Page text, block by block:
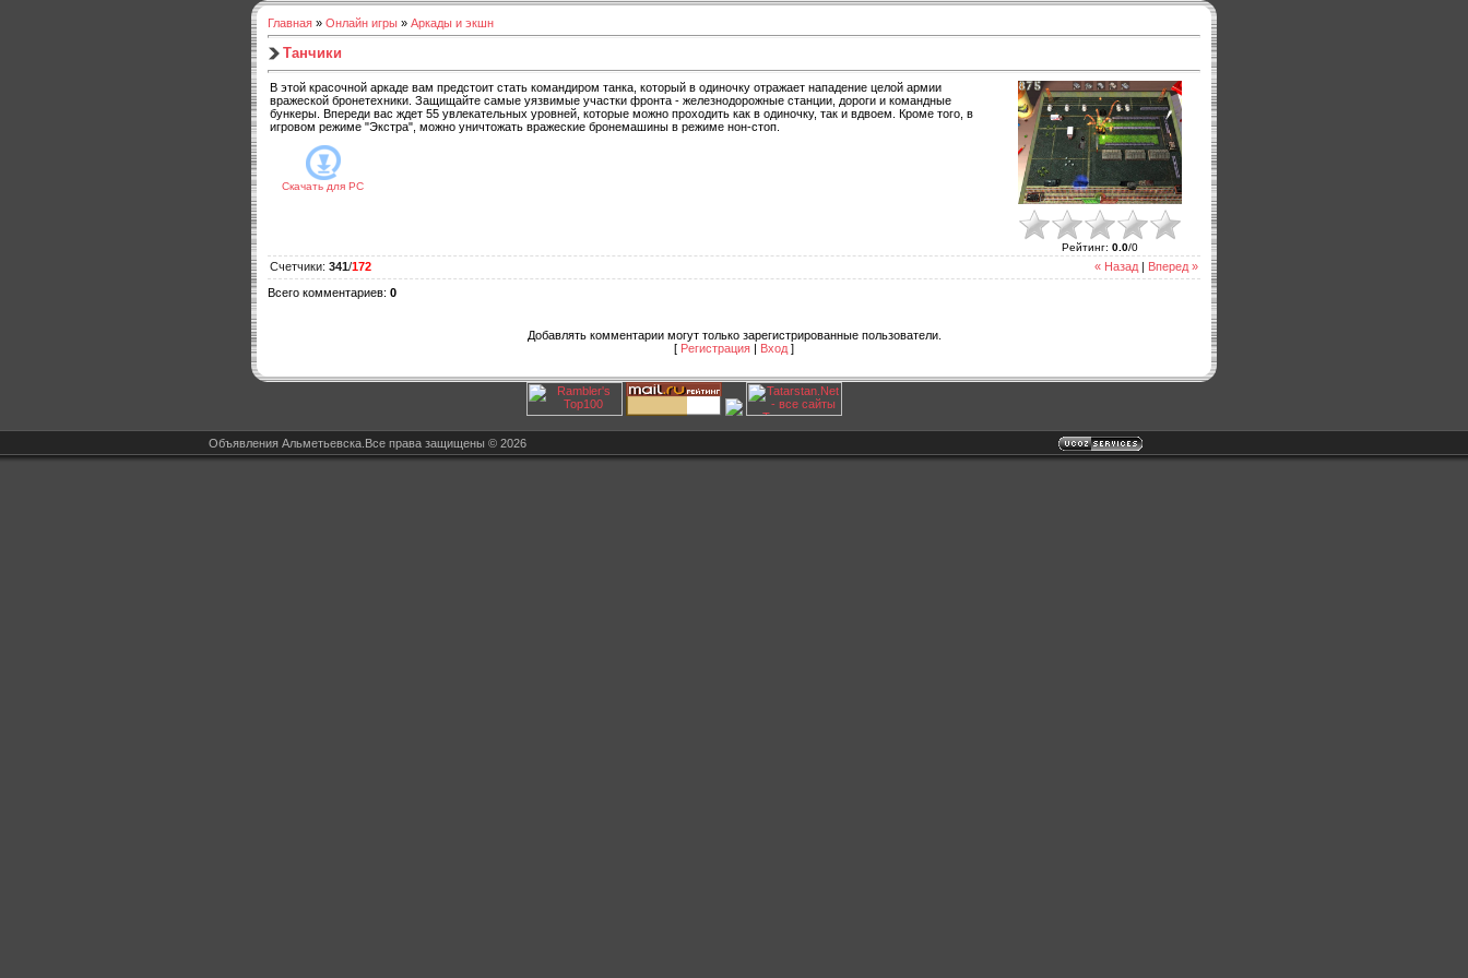
Главная » Онлайн игры » Аркады и экшн
Танчики
В этой красочной аркаде вам предстоит стать командиром танка, который в одиночку отражает нападение целой армии
вражеской бронетехники. Защищайте самые уязвимые участки фронта - железнодорожные станции, дороги и командные
бункеры. Впереди вас ждет 55 увлекательных уровней, которые можно проходить как в одиночку, так и вдвоем. Кроме того, в
игровом режиме "Экстра", можно уничтожать вражеские бронемашины в режиме нон-стоп.
Скачать для PC
Рейтинг: 0.0/0
« Назад Вперед »
Счетчики: 341/172
Всего комментариев: 0
Добавлять комментарии могут только зарегистрированные пользователи.
[ Регистрация Вход ]
Объявления Альметьевска.Все права защищены © 2026